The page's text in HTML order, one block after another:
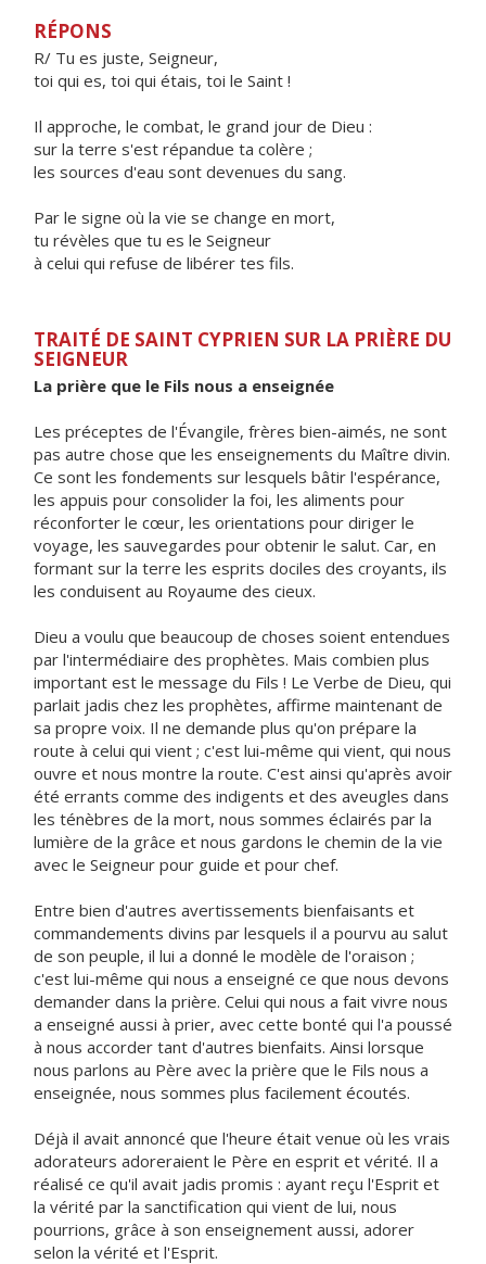
RÉPONS
R/ Tu es juste, Seigneur,
toi qui es, toi qui étais, toi le Saint !
Il approche, le combat, le grand jour de Dieu :
sur la terre s'est répandue ta colère ;
les sources d'eau sont devenues du sang.
Par le signe où la vie se change en mort,
tu révèles que tu es le Seigneur
à celui qui refuse de libérer tes fils.
TRAITÉ DE SAINT CYPRIEN SUR LA PRIÈRE DU
SEIGNEUR
La prière que le Fils nous a enseignée
Les préceptes de l'Évangile, frères bien-aimés, ne sont
pas autre chose que les enseignements du Maître divin.
Ce sont les fondements sur lesquels bâtir l'espérance,
les appuis pour consolider la foi, les aliments pour
réconforter le cœur, les orientations pour diriger le
voyage, les sauvegardes pour obtenir le salut. Car, en
formant sur la terre les esprits dociles des croyants, ils
les conduisent au Royaume des cieux.
Dieu a voulu que beaucoup de choses soient entendues
par l'intermédiaire des prophètes. Mais combien plus
important est le message du Fils ! Le Verbe de Dieu, qui
parlait jadis chez les prophètes, affirme maintenant de
sa propre voix. Il ne demande plus qu'on prépare la
route à celui qui vient ; c'est lui-même qui vient, qui nous
ouvre et nous montre la route. C'est ainsi qu'après avoir
été errants comme des indigents et des aveugles dans
les ténèbres de la mort, nous sommes éclairés par la
lumière de la grâce et nous gardons le chemin de la vie
avec le Seigneur pour guide et pour chef.
Entre bien d'autres avertissements bienfaisants et
commandements divins par lesquels il a pourvu au salut
de son peuple, il lui a donné le modèle de l'oraison ;
c'est lui-même qui nous a enseigné ce que nous devons
demander dans la prière. Celui qui nous a fait vivre nous
a enseigné aussi à prier, avec cette bonté qui l'a poussé
à nous accorder tant d'autres bienfaits. Ainsi lorsque
nous parlons au Père avec la prière que le Fils nous a
enseignée, nous sommes plus facilement écoutés.
Déjà il avait annoncé que l'heure était venue où les vrais
adorateurs adoreraient le Père en esprit et vérité. Il a
réalisé ce qu'il avait jadis promis : ayant reçu l'Esprit et
la vérité par la sanctification qui vient de lui, nous
pourrions, grâce à son enseignement aussi, adorer
selon la vérité et l'Esprit.